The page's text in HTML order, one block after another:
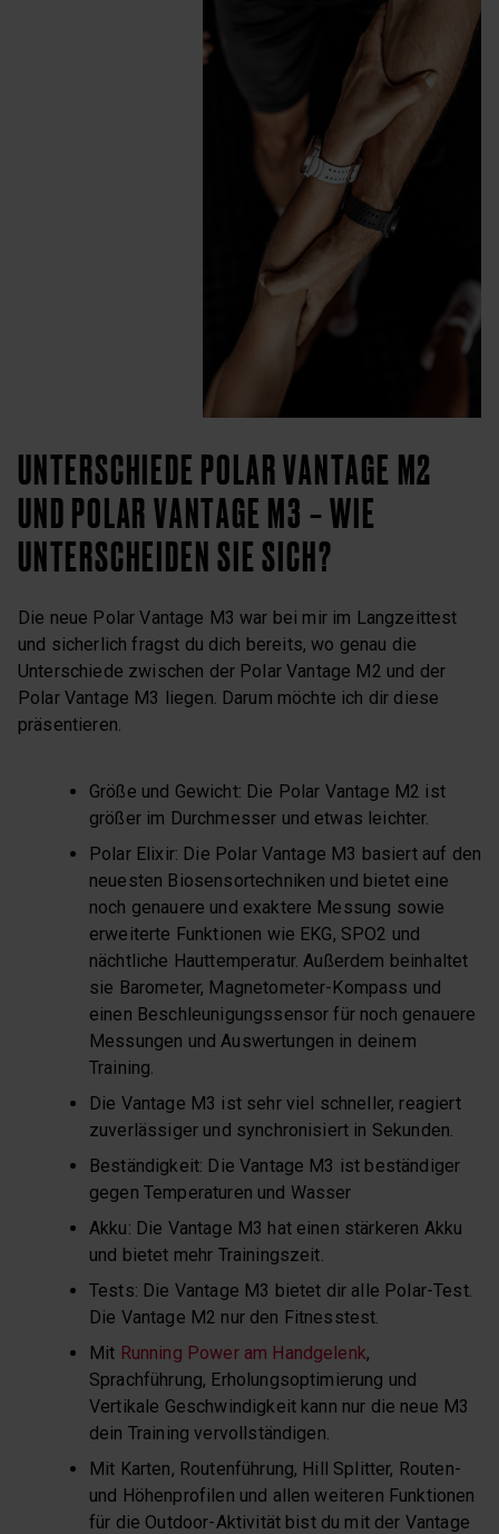
UNTERSCHIEDE POLAR VANTAGE M2
UND POLAR VANTAGE M3 – WIE
UNTERSCHEIDEN SIE SICH?
Die neue Polar Vantage M3 war bei mir im Langzeittest
und sicherlich fragst du dich bereits, wo genau die
Unterschiede zwischen der Polar Vantage M2 und der
Polar Vantage M3 liegen. Darum möchte ich dir diese
präsentieren.
Größe und Gewicht: Die Polar Vantage M2 ist
größer im Durchmesser und etwas leichter.
Polar Elixir: Die Polar Vantage M3 basiert auf den
neuesten Biosensortechniken und bietet eine
noch genauere und exaktere Messung sowie
erweiterte Funktionen wie EKG, SPO2 und
nächtliche Hauttemperatur. Außerdem beinhaltet
sie Barometer, Magnetometer-Kompass und
einen Beschleunigungssensor für noch genauere
Messungen und Auswertungen in deinem
Training.
Die Vantage M3 ist sehr viel schneller, reagiert
zuverlässiger und synchronisiert in Sekunden.
Beständigkeit: Die Vantage M3 ist beständiger
gegen Temperaturen und Wasser
Akku: Die Vantage M3 hat einen stärkeren Akku
und bietet mehr Trainingszeit.
Tests: Die Vantage M3 bietet dir alle Polar-Test.
Die Vantage M2 nur den Fitnesstest.
Mit Running Power am Handgelenk,
Sprachführung, Erholungsoptimierung und
Vertikale Geschwindigkeit kann nur die neue M3
dein Training vervollständigen.
Mit Karten, Routenführung, Hill Splitter, Routen-
und Höhenprofilen und allen weiteren Funktionen
für die Outdoor-Aktivität bist du mit der Vantage